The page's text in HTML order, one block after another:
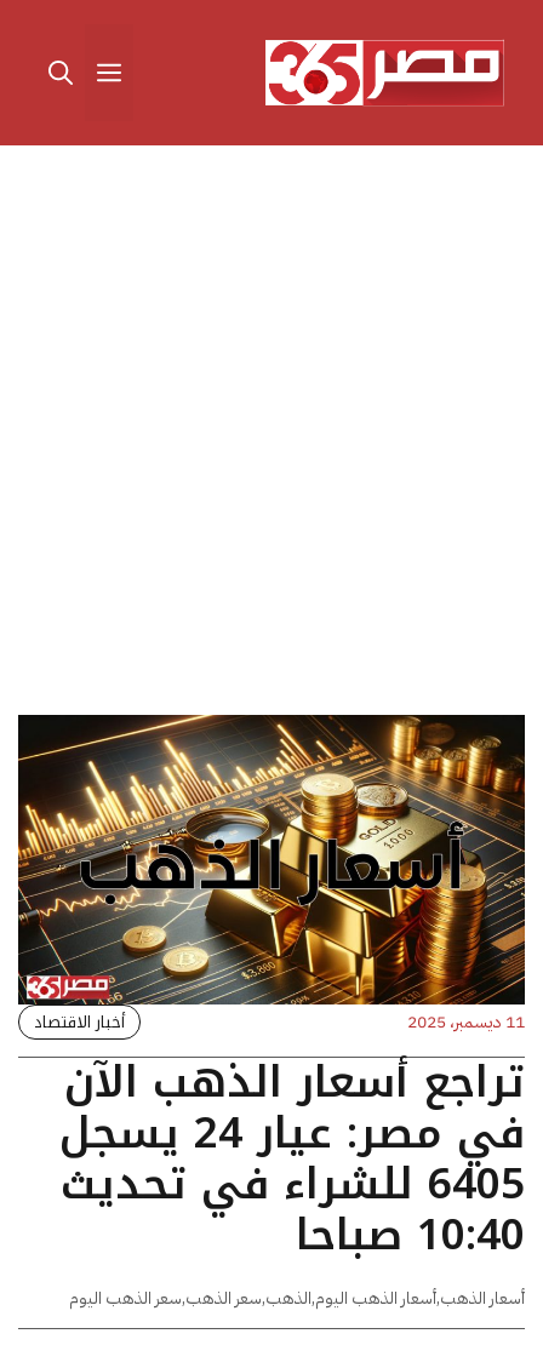
المحتوى القائمة
11 ديسمبر، 2025 أخبار الاقتصاد
تراجع أسعار الذهب الآن
في مصر: عيار 24 يسجل
6405 للشراء في تحديث
10:40 صباحا
أسعار الذهب,أسعار الذهب اليوم,الذهب,سعر الذهب,سعر الذهب اليوم